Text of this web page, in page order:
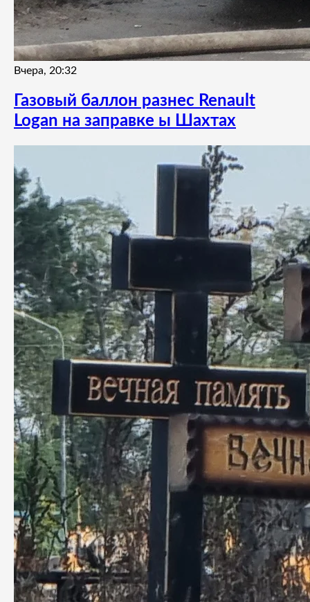
Вчера, 20:32
Газовый баллон разнес Renault
Logan на заправке ы Шахтах